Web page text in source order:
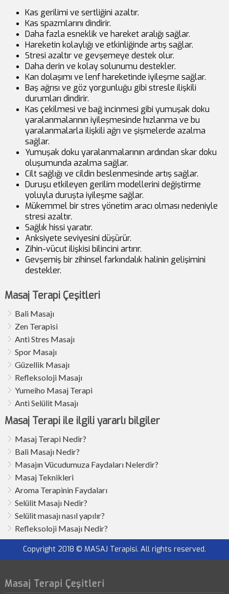
Kas gerilimi ve sertliğini azaltır.
Kas spazmlarını dindirir.
Daha fazla esneklik ve hareket aralığı sağlar.
Hareketin kolaylığı ve etkinliğinde artış sağlar.
Stresi azaltır ve gevşemeye destek olur.
Daha derin ve kolay solunumu destekler.
Kan dolaşımı ve lenf hareketinde iyileşme sağlar.
Baş ağrısı ve göz yorgunluğu gibi stresle ilişkili
durumları dindirir.
Kas çekilmesi ve bağ incinmesi gibi yumuşak doku
yaralanmalarının iyileşmesinde hızlanma ve bu
yaralanmalarla ilişkili ağrı ve şişmelerde azalma
sağlar.
Yumuşak doku yaralanmalarının ardından skar doku
oluşumunda azalma sağlar.
Cilt sağlığı ve cildin beslenmesinde artış sağlar.
Duruşu etkileyen gerilim modellerini değiştirme
yoluyla duruşta iyileşme sağlar.
Mükemmel bir stres yönetim aracı olması nedeniyle
stresi azaltır.
Sağlık hissi yaratır.
Anksiyete seviyesini düşürür.
Zihin-vücut ilişkisi bilincini artırır.
Gevşemiş bir zihinsel farkındalık halinin gelişimini
destekler.
Masaj Terapi Çeşitleri
Bali Masajı
Zen Terapisi
Anti Stres Masajı
Spor Masajı
Güzellik Masajı
Refleksoloji Masajı
Yumeiho Masaj Terapi
Anti Selülit Masajı
Masaj Terapi ile ilgili yararlı bilgiler
Masaj Terapi Nedir?
Bali Masajı Nedir?
Masajın Vücudumuza Faydaları Nelerdir?
Masaj Teknikleri
Aroma Terapinin Faydaları
Selülit Masajı Nedir?
Selülit masajı nasıl yapılır?
Refleksoloji Masajı Nedir?
Copyright 2018 © MASAJ Terapisi. All rights reserved.
Masaj Terapi Çeşitleri